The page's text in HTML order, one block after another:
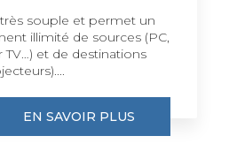
souple et permet un
illimité de sources (PC,
TV…) et de destinations
EN SAVOIR PLUS